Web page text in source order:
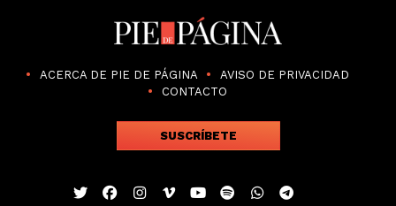
ACERCA DE PIE DE PÁGINA
AVISO DE PRIVACIDAD
CONTACTO
SUSCRÍBETE